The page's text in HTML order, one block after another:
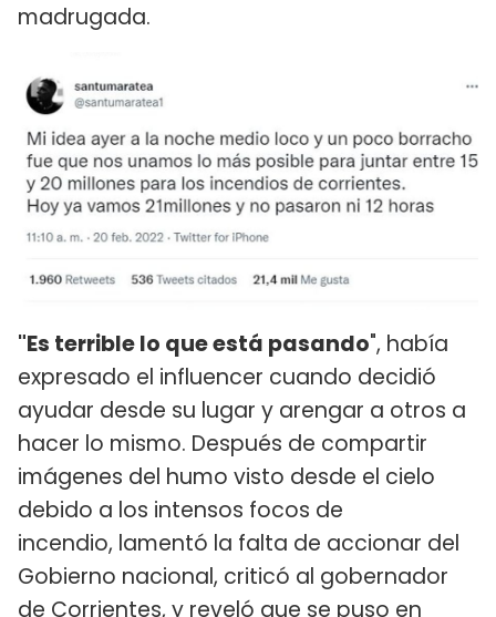
madrugada.
"Es terrible lo que está pasando", había
expresado el influencer cuando decidió
ayudar desde su lugar y arengar a otros a
hacer lo mismo. Después de compartir
imágenes del humo visto desde el cielo
debido a los intensos focos de
incendio, lamentó la falta de accionar del
Gobierno nacional, criticó al gobernador
de Corrientes, y reveló que se puso en